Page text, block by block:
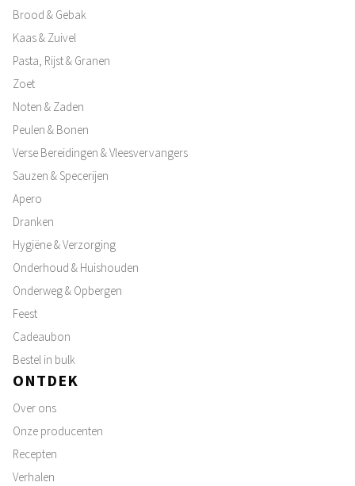
Brood & Gebak
Kaas & Zuivel
Pasta, Rijst & Granen
Zoet
Noten & Zaden
Peulen & Bonen
Verse Bereidingen & Vleesvervangers
Sauzen & Specerijen
Apero
Dranken
Hygiëne & Verzorging
Onderhoud & Huishouden
Onderweg & Opbergen
Feest
Cadeaubon
Bestel in bulk
ONTDEK
Over ons
Onze producenten
Recepten
Verhalen